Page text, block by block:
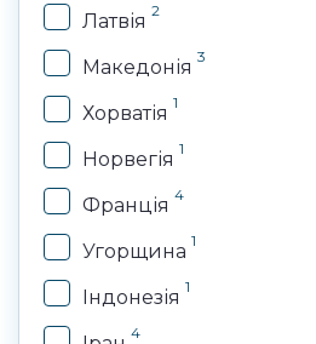
Латвія 2
Македонія 3
Хорватія 1
Норвегія 1
Франція 4
Угорщина 1
Індонезія 1
4